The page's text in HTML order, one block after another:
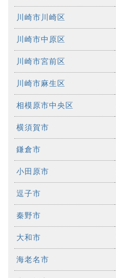
川崎市川崎区
川崎市中原区
川崎市宮前区
川崎市麻生区
相模原市中央区
横須賀市
鎌倉市
小田原市
逗子市
秦野市
大和市
海老名市